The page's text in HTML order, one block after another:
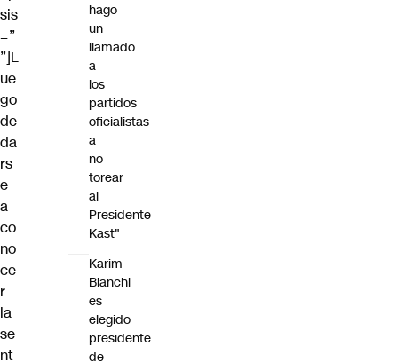
sis
=”
”]L
ue
go
de
da
rs
e
a
co
no
ce
r
la
se
nt
hago
un
llamado
a
los
partidos
oficialistas
a
no
torear
al
Presidente
Kast"
Karim
Bianchi
es
elegido
presidente
de